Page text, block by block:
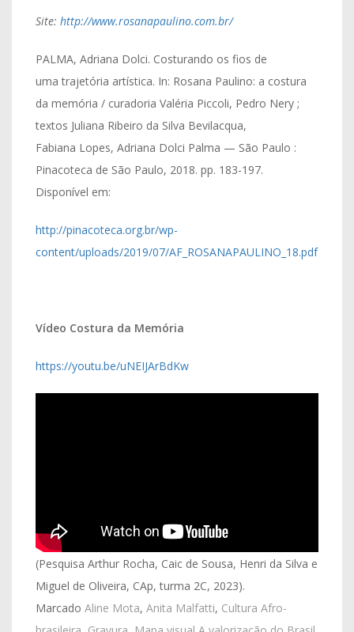
Site: http://www.rosanapaulino.com.br/
PALMA, Adriana Dolci. Costurando os fios de
uma trajetória artística. In: Rosana Paulino: a costura
da memória / curadoria Valéria Piccoli, Pedro Nery ;
textos Juliana Ribeiro da Silva Bevilacqua,
Fabiana Lopes, Adriana Dolci Palma — São Paulo :
Pinacoteca de São Paulo, 2018. pp. 183-197.
Disponível em:​
http://pinacoteca.org.br/wp-
content/uploads/2019/07/AF_ROSANAPAULINO_18.pdf
Vídeo Costura da Memória
https://youtu.be/uNEIJArBdKw​
(Pesquisa Arthur Rocha, Caic de Sousa, Henri da Silva e
Miguel de Oliveira, CAp, turma 2C, 2023).
Marcado Aline Mota, Anita Malfatti, Cultura Afro-